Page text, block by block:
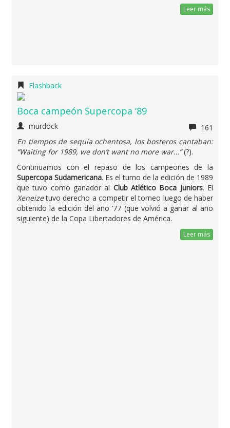
Leer más
Flashback
Boca campeón Supercopa ‘89
murdock
161
En tiempos de sequía ochentosa, los bosteros cantaban:
“Waiting for 1989, we don’t want no more war…”(?).
Continuamos con el repaso de los campeones de la
Supercopa Sudamericana. Es el turno de la edición de 1989
que tuvo como ganador al Club Atlético Boca Juniors. El
Xeneizetuvo derecho a competir el torneo luego de haber
obtenido la edición del año ‘77 (que volvió a ganar al año
siguiente) de la Copa Libertadores de América.
Leer más